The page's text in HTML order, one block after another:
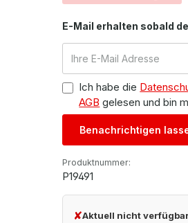
E-Mail erhalten sobald
Ich habe die
AGB gelesen und bin
Benachrichtigen
Produktnummer:
P19491
✘Aktuell nicht